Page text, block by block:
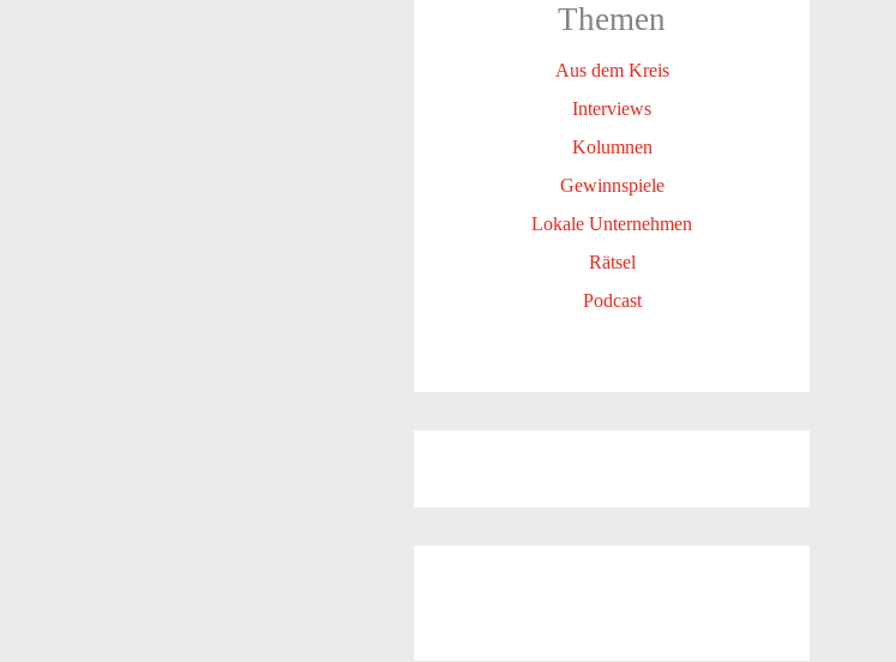
Themen
Aus dem Kreis
Interviews
Kolumnen
Gewinnspiele
Lokale Unternehmen
Rätsel
Podcast